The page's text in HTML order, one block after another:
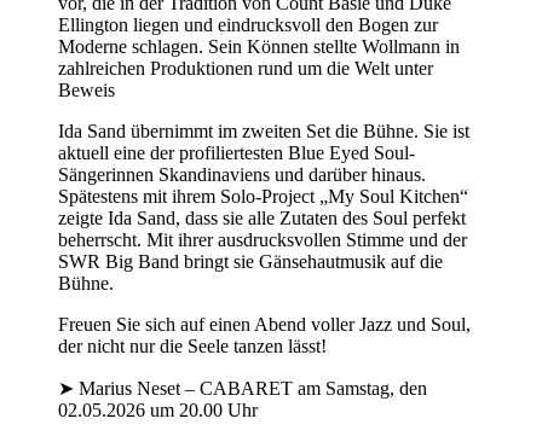
Ellington liegen und eindrucksvoll den Bogen zur
Moderne schlagen. Sein Können stellte Wollmann in
zahlreichen Produktionen rund um die Welt unter
Beweis
Ida Sand übernimmt im zweiten Set die Bühne. Sie ist
aktuell eine der profiliertesten Blue Eyed Soul-
Sängerinnen Skandinaviens und darüber hinaus.
Spätestens mit ihrem Solo-Project „My Soul Kitchen“
zeigte Ida Sand, dass sie alle Zutaten des Soul perfekt
beherrscht. Mit ihrer ausdrucksvollen Stimme und der
SWR Big Band bringt sie Gänsehautmusik auf die
Bühne.
Freuen Sie sich auf einen Abend voller Jazz und Soul,
der nicht nur die Seele tanzen lässt!
➤ Marius Neset – CABARET am Samstag, den
02.05.2026 um 20.00 Uhr